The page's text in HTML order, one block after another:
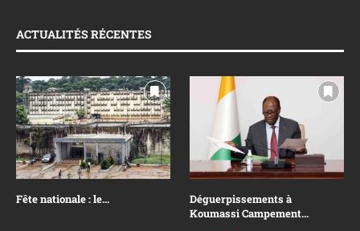
ACTUALITÉS RÉCENTES
Fête nationale : le...
Déguerpissements à
Koumassi Campement...